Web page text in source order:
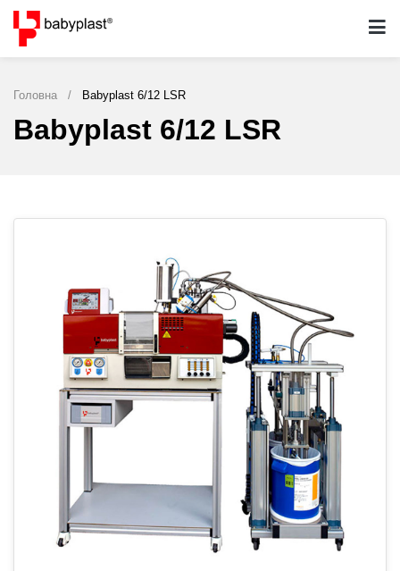
Головна / Babyplast 6/12​ LSR
Babyplast 6/12​ LSR